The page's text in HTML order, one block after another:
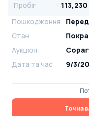
Пробіг
Пошкодження
Перед
Стан
Аукціон
Дата та час
9/3/
Точна